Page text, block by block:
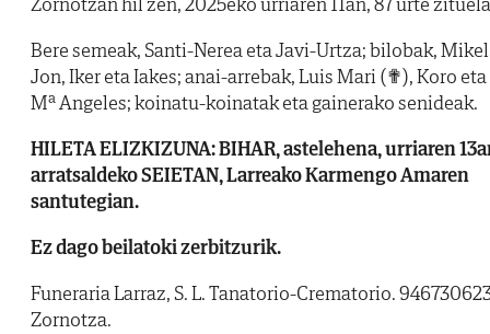
Bere semeak, Santi-Nerea eta Javi-Urtza; bilobak,
Jon, Iker eta Iakes; anai-arrebak, Luis Mari (✟), Koro eta
Mª Angeles; koinatu-koinatak eta gainerako senideak.
HILETA ELIZKIZUNA: BIHAR, astelehena, urriaren
arratsaldeko SEIETAN, Larreako Karmengo Amaren
santutegian.
Ez dago beilatoki zerbitzurik.
Funeraria Larraz, S. L. Tanatorio-Crematorio.
Zornotza.